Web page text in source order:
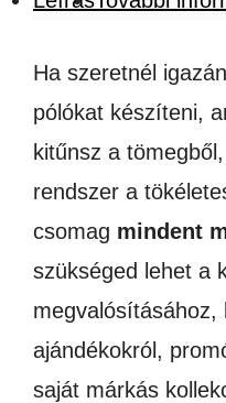
ÉS
PÓLÓKHOZ
mennyiség
Ha szeretnél
pólókat készíteni,
kitűnsz a
rendszer a
csomag mindent
szükséged lehet a
megvalósításához,
ajándékokról,
saját márkás